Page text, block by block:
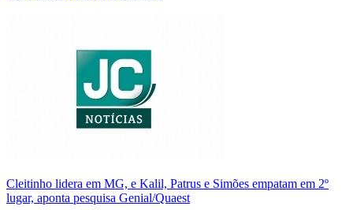
Cleitinho lidera em MG, e Kalil, Patrus e Simões empatam em 2º
lugar, aponta pesquisa Genial/Quaest